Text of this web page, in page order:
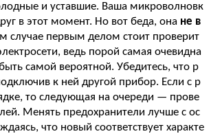
и уставшие. Ваша микроволновк
в этот момент. Но вот беда, она не в
случае первым делом стоит проверит
ведь порой самая очевидна
самой вероятной. Убедитесь, что р
к ней другой прибор. Если с р
то следующая на очереди — прове
Менять предохранители лучше с ос
что новый соответствует характе